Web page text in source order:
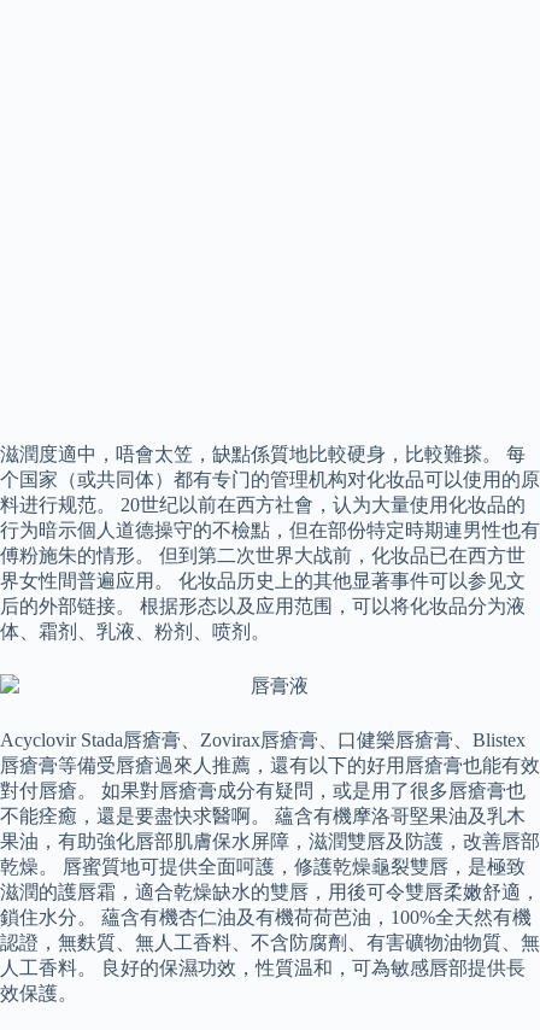
滋潤度適中，唔會太笠，缺點係質地比較硬身，比較難搽。 每
个国家（或共同体）都有专门的管理机构对化妆品可以使用的原
料进行规范。 20世纪以前在西方社會，认为大量使用化妆品的
行为暗示個人道德操守的不檢點，但在部份特定時期連男性也有
傅粉施朱的情形。 但到第二次世界大战前，化妆品已在西方世
界女性間普遍应用。 化妆品历史上的其他显著事件可以参见文
后的外部链接。 根据形态以及应用范围，可以将化妆品分为液
体、霜剂、乳液、粉剂、喷剂。
Acyclovir Stada唇瘡膏、Zovirax唇瘡膏、口健樂唇瘡膏、Blistex
唇瘡膏等備受唇瘡過來人推薦，還有以下的好用唇瘡膏也能有效
對付唇瘡。 如果對唇瘡膏成分有疑問，或是用了很多唇瘡膏也
不能痊癒，還是要盡快求醫啊。 蘊含有機摩洛哥堅果油及乳木
果油，有助強化唇部肌膚保水屏障，滋潤雙唇及防護，改善唇部
乾燥。 唇蜜質地可提供全面呵護，修護乾燥龜裂雙唇，是極致
滋潤的護唇霜，適合乾燥缺水的雙唇，用後可令雙唇柔嫩舒適，
鎖住水分。 蘊含有機杏仁油及有機荷荷芭油，100%全天然有機
認證，無麩質、無人工香料、不含防腐劑、有害礦物油物質、無
人工香料。 良好的保濕功效，性質温和，可為敏感唇部提供長
效保護。